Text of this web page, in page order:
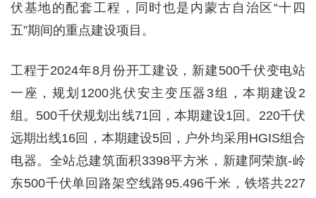
伏基地的配套工程，同时也是内蒙古自治区“十四
五”期间的重点建设项目。
工程于2024年8月份开工建设，新建500千伏变电站
一座，规划1200兆伏安主变压器3组，本期建设2
组。500千伏规划出线71回，本期建设1回。220千伏
远期出线16回，本期建设5回，户外均采用HGIS组合
电器。全站总建筑面积3398平方米，新建阿荣旗-岭
东500千伏单回路架空线路95.496千米，铁塔共227